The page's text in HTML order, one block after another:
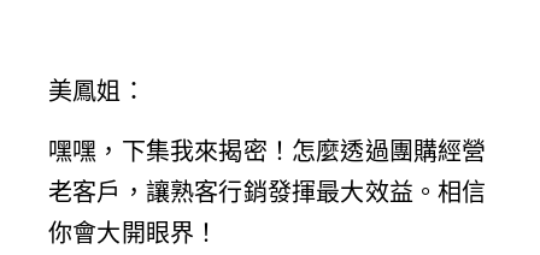
美鳳姐 ：
嘿嘿，下集我來揭密！怎麼透過團購經營
老客戶，讓熟客行銷發揮最大效益。相信
你會大開眼界！